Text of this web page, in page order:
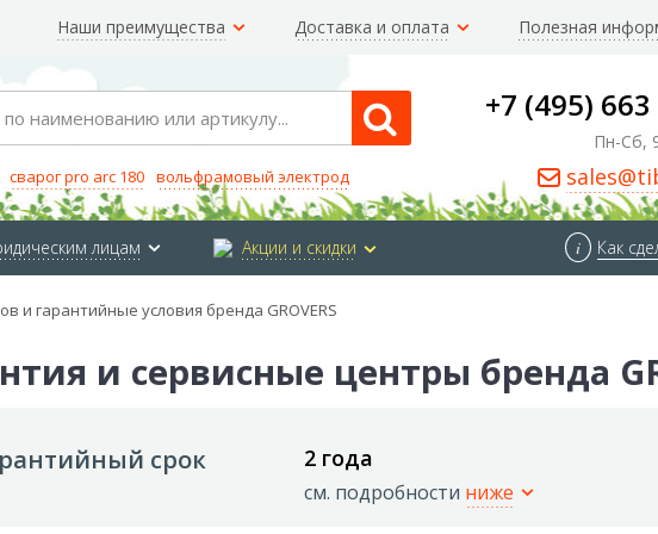
Наши преимущества Доставка и оплата Полезная
сварог pro arc 180 вольфрамовый электрод
+7 (495)
Пн-Сб,
лицам Акции и скидки i Как
и гарантийные условия бренда GROVERS
и сервисные центры бренда
срок 2 года
см. подробности ниже